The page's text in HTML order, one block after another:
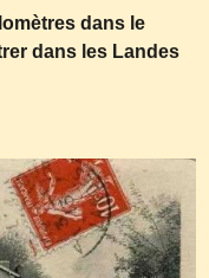
dans le
dans les Landes